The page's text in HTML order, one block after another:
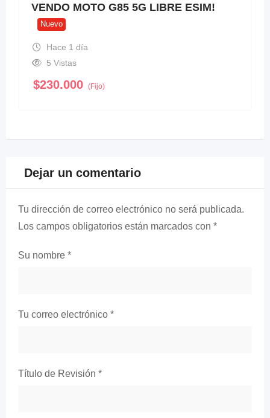
VENDO MOTO G85 5G LIBRE ESIM!
Nuevo
Hace 1 día
5 Vistas
$230.000 (Fijo)
Dejar un comentario
Tu dirección de correo electrónico no será publicada.
Los campos obligatorios están marcados con *
Su nombre *
Tu correo electrónico *
Título de Revisión *